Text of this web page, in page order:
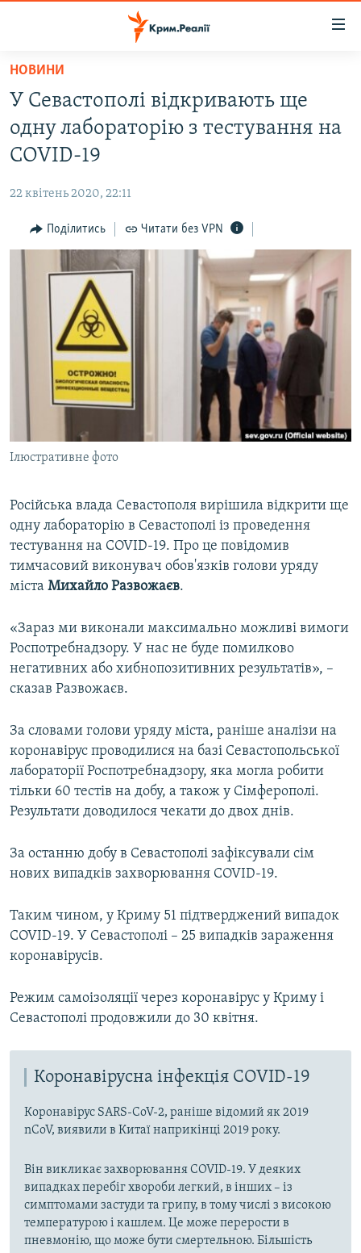
Перейти
основного
матеріалу
Перейти
до
основної
Перейти
до
пошуку
ВОДА.КРИМ
ВІДЕО ТА ФОТО
БЛОГИ
ПОГЛЯД
ІНТЕРВ'Ю
ВСЕ ЗА ДЕНЬ
СПЕЦПРОЕКТИ
ДЕПОРТАЦІЯ
ВІДЕОУРОКИ «ELIFBE»
СВІДЧЕННЯ ОКУПАЦІЇ
УКРАЇНСЬКА ПРОБЛЕМА КРИМУ
ІНФОГРАФІКА
ЯК ОБІЙТИ БЛОКУВАННЯ
Русский
ДОЛУЧАЙСЯ!
Усі сайти RFE/RL
НОВИНИ
У Севастополі відкривають ще
одну лабораторію з тестування на
COVID-19
22 квітень 2020, 22:11
Поділитись Читати без VPN
Ілюстративне фото
Російська влада Севастополя вирішила відкрити ще
одну лабораторію в Севастополі із проведення
тестування на COVID-19. Про це повідомив
тимчасовий виконувач обов'язків голови уряду
міста Михайло Развожаєв.
«Зараз ми виконали максимально можливі вимоги
Роспотребнадзору. У нас не буде помилково
негативних або хибнопозитивних результатів», –
сказав Развожаєв.
За словами голови уряду міста, раніше аналізи на
коронавірус проводилися на базі Севастопольської
лабораторії Роспотребнадзору, яка могла робити
тільки 60 тестів на добу, а також у Сімферополі.
Результати доводилося чекати до двох днів.
За останню добу в Севастополі зафіксували сім
нових випадків захворювання COVID-19.
Таким чином, у Криму 51 підтверджений випадок
COVID-19. У Севастополі – 25 випадків зараження
коронавірусів.
Режим самоізоляції через коронавірус у Криму і
Севастополі продовжили до 30 квітня.
Коронавірусна інфекція COVID-19
Коронавірус SARS-CoV-2, раніше відомий як 2019
nCoV, виявили в Китаї наприкінці 2019 року.
Він викликає захворювання COVID-19. У деяких
випадках перебіг хвороби легкий, в інших – із
симптомами застуди та грипу, в тому числі з високою
температурою і кашлем. Це може перерости в
пневмонію, що може бути смертельною. Більшість